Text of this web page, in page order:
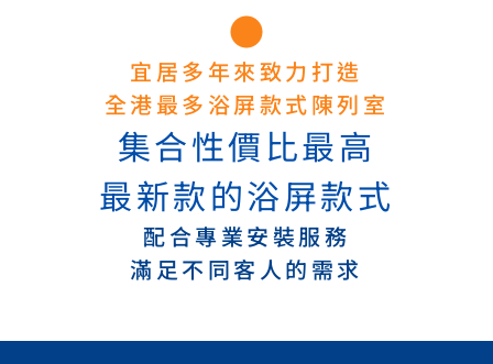
• 定期搜羅最新款式
• 切合不同品味家居
宜居多年來致力打造
全港最多浴屏款式陳列室
集合性價比最高
最新款的浴屏款式
配合專業安裝服務
滿足不同客人的需求